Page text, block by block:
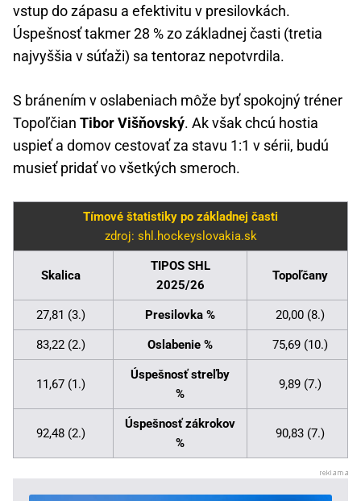
vstup do zápasu a efektivitu v presilovkách.
Úspešnosť takmer 28 % zo základnej časti (tretia
najvyššia v súťaži) sa tentoraz nepotvrdila.
S bránením v oslabeniach môže byť spokojný tréner
Topoľčian Tibor Višňovský. Ak však chcú hostia
uspieť a domov cestovať za stavu 1:1 v sérii, budú
musieť pridať vo všetkých smeroch.
Tímové štatistiky po základnej časti
zdroj: shl.hockeyslovakia.sk
Skalica
TIPOS SHL
2025/26
Topoľčany
27,81 (3.) Presilovka % 20,00 (8.)
83,22 (2.) Oslabenie % 75,69 (10.)
11,67 (1.)
Úspešnosť streľby
%
9,89 (7.)
92,48 (2.)
Úspešnosť zákrokov
%
90,83 (7.)